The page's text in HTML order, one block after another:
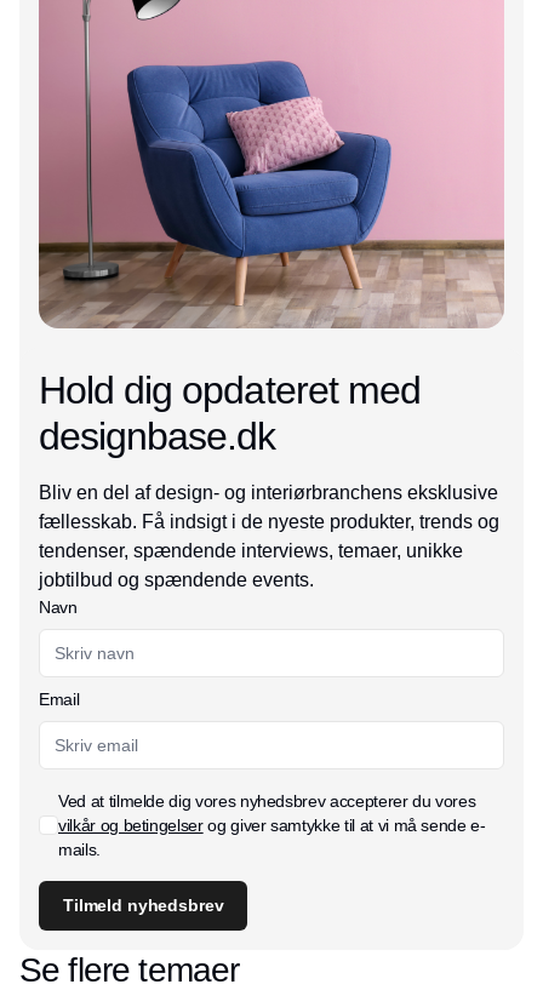
Hold dig opdateret med
designbase.dk
Bliv en del af design- og interiørbranchens eksklusive
fællesskab. Få indsigt i de nyeste produkter, trends og
tendenser, spændende interviews, temaer, unikke
jobtilbud og spændende events.
Navn
Email
Ved at tilmelde dig vores nyhedsbrev accepterer du vores
vilkår og betingelserog giver samtykke til at vi må sende e-
mails.
Tilmeld nyhedsbrev
Se flere temaer